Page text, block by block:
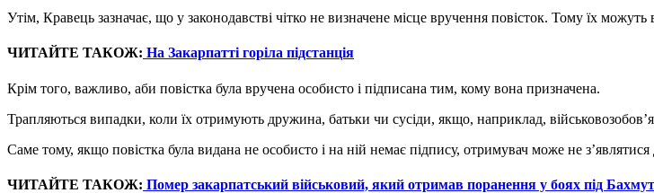
Утім, Кравець зазначає, що у законодавстві чітко не визначене місце вручення повісток. Тому їх
ЧИТАЙТЕ ТАКОЖ: На Закарпатті горіла підстанція
Крім того, важливо, аби повістка була вручена особисто і підписана тим, кому вона призначена.
Трапляються випадки, коли їх отримують дружина, батьки чи сусіди, якщо, наприклад,
Саме тому, якщо повістка була видана не особисто і на ній немає підпису, отримувач може не з’являтися
ЧИТАЙТЕ ТАКОЖ: Помер закарпатський військовий, який отримав поранення у боях під